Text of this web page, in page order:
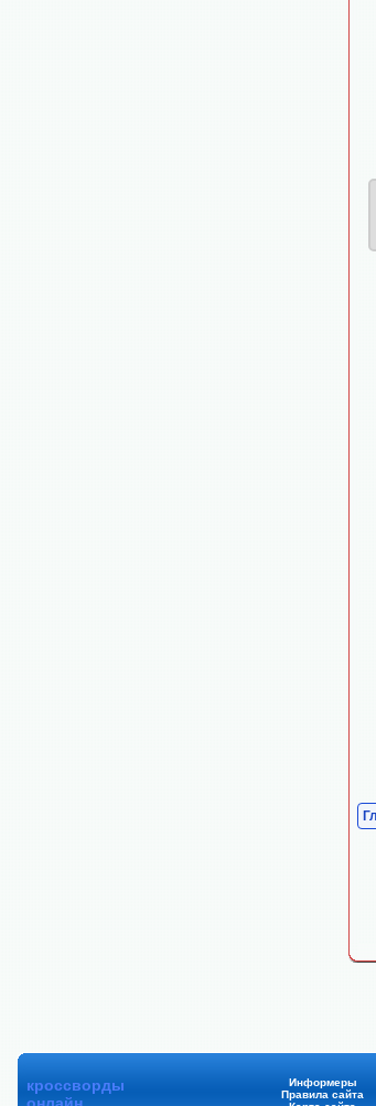
кроссворды
Информеры
Правила сайта